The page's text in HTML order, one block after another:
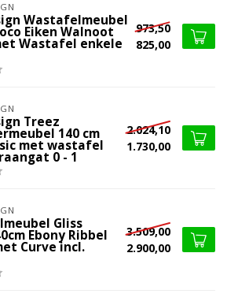
Wastafelmeubel
Eiken Walnoot
Wastafel enkele
973,50
825,00
Treez
140 cm
met wastafel
0 - 1
2.024,10
1.730,00
Gliss
Ebony Ribbel
Curve incl.
3.509,00
2.900,00